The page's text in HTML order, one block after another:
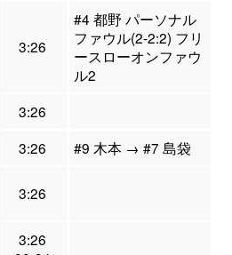
3:26
#4 都野 パーソナル
ファウル(2-2:2) フリ
ースローオンファウ
ル2
3:26
3:26
#9 木本 → #7 島袋
3:26
3:26